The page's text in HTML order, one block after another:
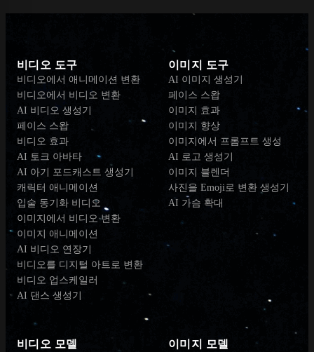
비디오 도구
비디오에서 애니메이션 변환
비디오에서 비디오 변환
AI 비디오 생성기
페이스 스왑
비디오 효과
AI 토크 아바타
AI 아기 포드캐스트 생성기
캐릭터 애니메이션
입술 동기화 비디오
이미지에서 비디오 변환
이미지 애니메이션
AI 비디오 연장기
비디오를 디지털 아트로 변환
비디오 업스케일러
AI 댄스 생성기
이미지 도구
AI 이미지 생성기
페이스 스왑
이미지 효과
이미지 향상
이미지에서 프롬프트 생성
AI 로고 생성기
이미지 블렌더
사진을 Emoji로 변환 생성기
AI 가슴 확대
비디오 모델 이미지 모델